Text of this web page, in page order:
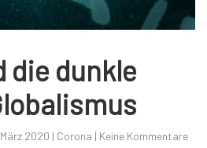
die dunkle
2020 | Corona | Keine Kommentare